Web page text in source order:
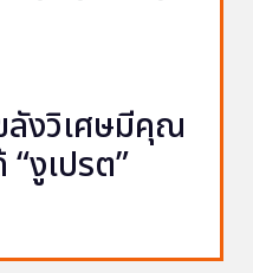
ลังวิเศษมีคุณ
งูเปรต”